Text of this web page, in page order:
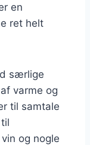
en
ret helt
særlige
varme og
til samtale
og nogle